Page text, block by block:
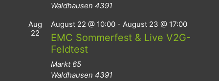
Waldhausen 4391
Aug
22
August 22 @ 10:00 - August 23 @ 17:00
EMC Sommerfest & Live V2G-
Feldtest
Markt 65
Waldhausen 4391